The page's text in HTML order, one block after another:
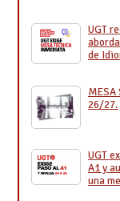
UGT
de
26/27.
UGT
A1 y
una